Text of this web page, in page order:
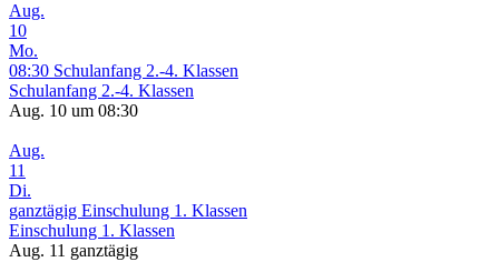
Aug.
10
Mo.
08:30 Schulanfang 2.-4. Klassen
Schulanfang 2.-4. Klassen
Aug. 10 um 08:30
Aug.
11
Di.
ganztägig Einschulung 1. Klassen
Einschulung 1. Klassen
Aug. 11 ganztägig